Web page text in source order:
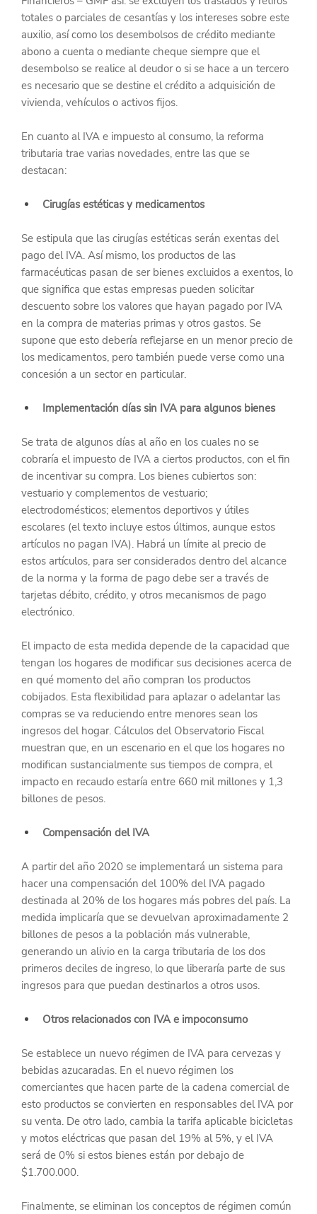
totales o parciales de cesantías y los intereses sobre este
auxilio, así como los desembolsos de crédito mediante
abono a cuenta o mediante cheque siempre que el
desembolso se realice al deudor o si se hace a un tercero
es necesario que se destine el crédito a adquisición de
vivienda, vehículos o activos fijos.
En cuanto al IVA e impuesto al consumo, la reforma
tributaria trae varias novedades, entre las que se
destacan:
Cirugías estéticas y medicamentos
Se estipula que las cirugías estéticas serán exentas del
pago del IVA. Así mismo, los productos de las
farmacéuticas pasan de ser bienes excluidos a exentos, lo
que significa que estas empresas pueden solicitar
descuento sobre los valores que hayan pagado por IVA
en la compra de materias primas y otros gastos. Se
supone que esto debería reflejarse en un menor precio de
los medicamentos, pero también puede verse como una
concesión a un sector en particular.
Implementación días sin IVA para algunos bienes
Se trata de algunos días al año en los cuales no se
cobraría el impuesto de IVA a ciertos productos, con el fin
de incentivar su compra. Los bienes cubiertos son:
vestuario y complementos de vestuario;
electrodomésticos; elementos deportivos y útiles
escolares (el texto incluye estos últimos, aunque estos
artículos no pagan IVA). Habrá un límite al precio de
estos artículos, para ser considerados dentro del alcance
de la norma y la forma de pago debe ser a través de
tarjetas débito, crédito, y otros mecanismos de pago
electrónico.
El impacto de esta medida depende de la capacidad que
tengan los hogares de modificar sus decisiones acerca de
en qué momento del año compran los productos
cobijados. Esta flexibilidad para aplazar o adelantar las
compras se va reduciendo entre menores sean los
ingresos del hogar. Cálculos del Observatorio Fiscal
muestran que, en un escenario en el que los hogares no
modifican sustancialmente sus tiempos de compra, el
impacto en recaudo estaría entre 660 mil millones y 1,3
billones de pesos.
Compensación del IVA
A partir del año 2020 se implementará un sistema para
hacer una compensación del 100% del IVA pagado
destinada al 20% de los hogares más pobres del país. La
medida implicaría que se devuelvan aproximadamente 2
billones de pesos a la población más vulnerable,
generando un alivio en la carga tributaria de los dos
primeros deciles de ingreso, lo que liberaría parte de sus
ingresos para que puedan destinarlos a otros usos.
Otros relacionados con IVA e impoconsumo
Se establece un nuevo régimen de IVA para cervezas y
bebidas azucaradas. En el nuevo régimen los
comerciantes que hacen parte de la cadena comercial de
esto productos se convierten en responsables del IVA por
su venta. De otro lado, cambia la tarifa aplicable bicicletas
y motos eléctricas que pasan del 19% al 5%, y el IVA
será de 0% si estos bienes están por debajo de
$1.700.000.
Finalmente, se eliminan los conceptos de régimen común